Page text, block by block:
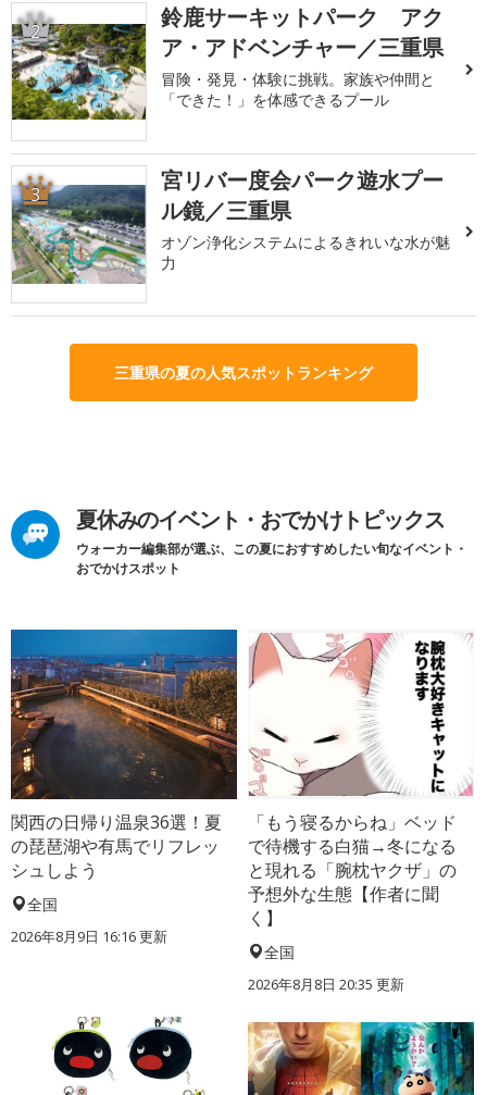
2
鈴鹿サーキットパーク アク
ア・アドベンチャー／三重県
冒険・発見・体験に挑戦。家族や仲間と
「できた！」を体感できるプール
3
宮リバー度会パーク遊水プー
ル鏡／三重県
オゾン浄化システムによるきれいな水が魅
力
三重県の夏の人気スポットランキング
夏休みのイベント・おでかけトピックス
ウォーカー編集部が選ぶ、この夏におすすめしたい旬なイベント・
おでかけスポット
関西の日帰り温泉36選！夏
の琵琶湖や有馬でリフレッ
シュしよう
全国
2026年8月9日 16:16更新
「もう寝るからね」ベッド
で待機する白猫→冬になる
と現れる「腕枕ヤクザ」の
予想外な生態【作者に聞
く】
全国
2026年8月8日 20:35 更新